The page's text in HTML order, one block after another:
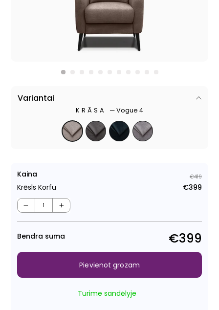
Variantai
KRĀSA —Vogue 4
Kaina
Krēsls Korfu
€419
€399
− +
Bendra suma €399
Turime sandėlyje
Pievienot grozam